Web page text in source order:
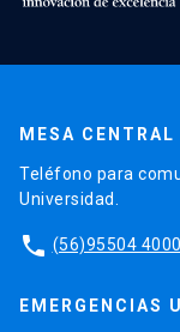
MESA CENTRAL
Teléfono para
Universidad.
phone (56)95504 4000
EMERGENCIAS